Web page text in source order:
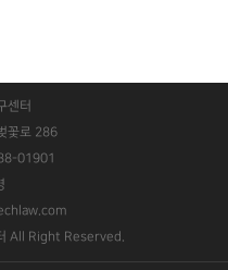
센터
꽃로 286
01901
All Right Reserved.